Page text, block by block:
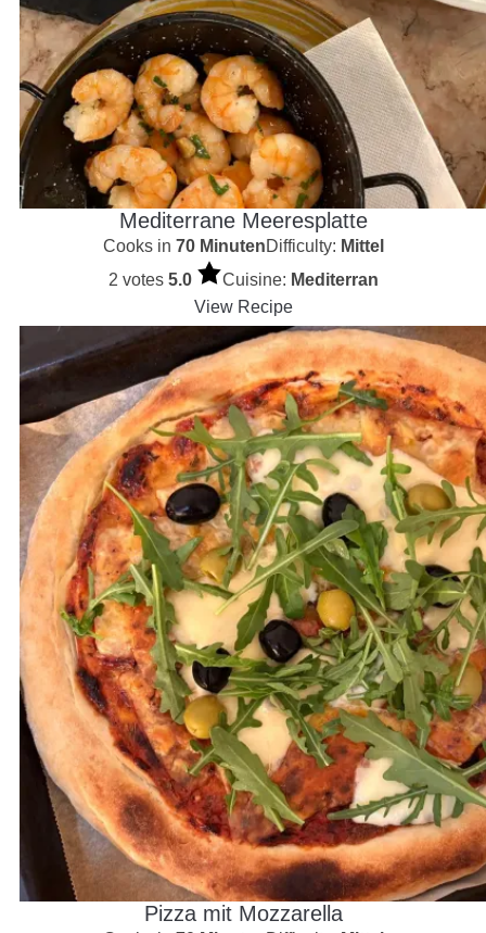
Mediterrane Meeresplatte
Cooks in 70 MinutenDifficulty: Mittel
2 votes 5.0 Cuisine: Mediterran
View Recipe
Pizza mit Mozzarella